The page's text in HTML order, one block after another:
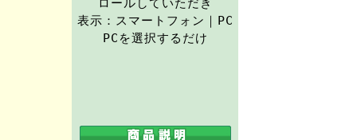
ロールしていただき
表示：スマートフォン｜PC
PCを選択するだけ